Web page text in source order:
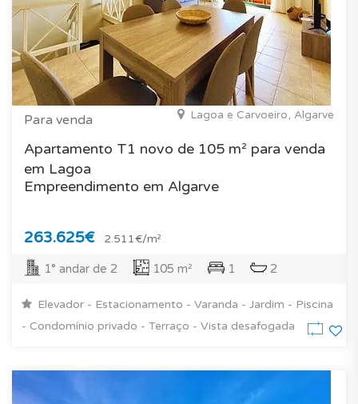
Para venda Lagoa e Carvoeiro, Algarve
Apartamento T1 novo de 105 m² para venda
em Lagoa
Empreendimento em Algarve
263.625€ 2.511€/m²
1° andar de 2 105 m² 1 2
Elevador - Estacionamento - Varanda - Jardim - Piscina
- Condomínio privado - Terraço - Vista desafogada